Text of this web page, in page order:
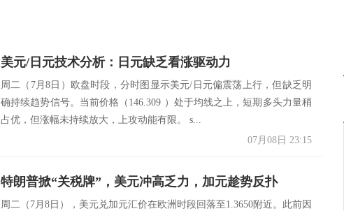
美元/日元技术分析：日元缺乏看涨驱动力
周二（7月8日）欧盘时段，分时图显示美元/日元偏震荡上行，但缺乏明
确持续趋势信号。当前价格（146.309 ）处于均线之上，短期多头力量稍
占优，但涨幅未持续放大，上攻动能有限。 s...
07月08日 23:15
特朗普掀“关税牌”，美元冲高乏力，加元趁势反扑
周二（7月8日），美元兑加元汇价在欧洲时段回落至1.3650附近。此前因